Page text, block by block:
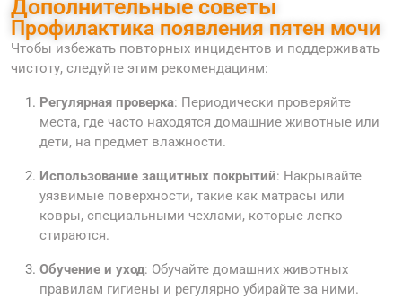
Дополнительные советы
Профилактика появления пятен мочи
Чтобы избежать повторных инцидентов и поддерживать
чистоту, следуйте этим рекомендациям:
Регулярная проверка: Периодически проверяйте
места, где часто находятся домашние животные или
дети, на предмет влажности.
Использование защитных покрытий: Накрывайте
уязвимые поверхности, такие как матрасы или
ковры, специальными чехлами, которые легко
стираются.
Обучение и уход: Обучайте домашних животных
правилам гигиены и регулярно убирайте за ними.